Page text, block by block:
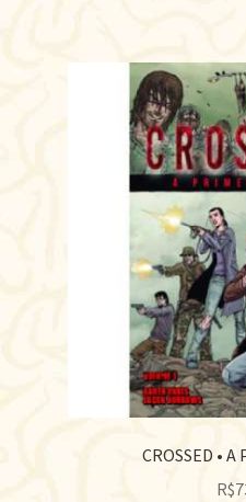
CROSSED • A
R$